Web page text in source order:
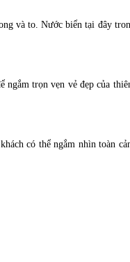
và to. Nước biển tại đây
trọn vẹn vẻ đẹp của
có thể ngắm nhìn